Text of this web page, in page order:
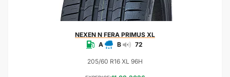
NEXEN N FERA PRIMUS XL
A
B 72
205/60 R16 XL 96H